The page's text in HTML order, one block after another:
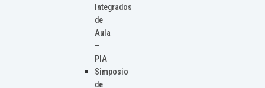
Integrados
de
Aula
–
PIA
Simposio
de